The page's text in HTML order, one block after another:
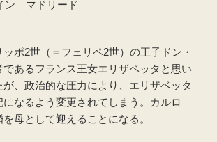
ン マドリード
ポ2世（＝フェリペ2世）の王子ドン・
であるフランス王女エリザベッタと思い
が、政治的な圧力により、エリザベッタ
なるよう変更されてしまう。カルロ
母として迎えることになる。